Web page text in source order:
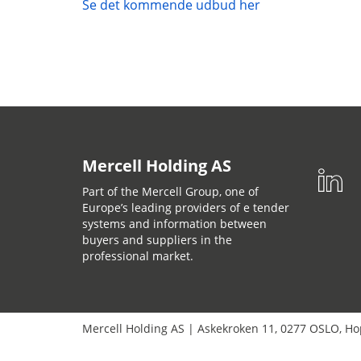
Se det kommende udbud her
Mercell Holding AS
Part of the Mercell Group, one of
Europe’s leading providers of e tender
systems and information between
buyers and suppliers in the
professional market.
Mercell Holding AS | Askekroken 11, 0277 OSLO,